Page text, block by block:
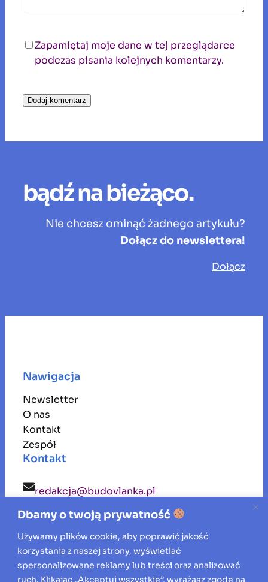
Dbamy o twoją prywatność
Używamy plików cookie, aby poprawić jakość
korzystania z naszej strony, wyświetlać
spersonalizowane reklamy lub treści oraz analizować
ruch. Klikając „Akceptuj wszystkie”, wyrażasz zgodę na
Zapamiętaj moje dane w tej przeglądarce
podczas pisania kolejnych komentarzy.
bądź na bieżąco.
Nie chcesz ominąć żadnego artykułu?
Dołącz do newslettera!
Dołącz
Nawigacja
Newsletter
O nas
Kontakt
Zespół
Kontakt
redakcja@budovlanka.pl
budovlanka
Inspiracje, porady i aktualności ze świata